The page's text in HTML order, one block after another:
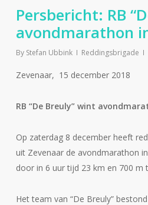
Persbericht: RB
avondmarathon
By Stefan Ubbink Reddingsbrigade
Zevenaar, 15 december 2018
RB “De Breuly” wint
Op zaterdag 8 december heeft
uit Zevenaar de avondmarathon
door in 6 uur tijd 23 km en 700 m
Het team van “De Breuly”